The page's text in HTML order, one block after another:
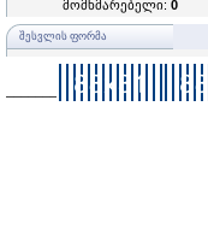
მომხმარებელი: 0
ᲨᲔᲡᲕᲚᲘᲡ ᲤᲝᲠᲛᲐ
–––––––